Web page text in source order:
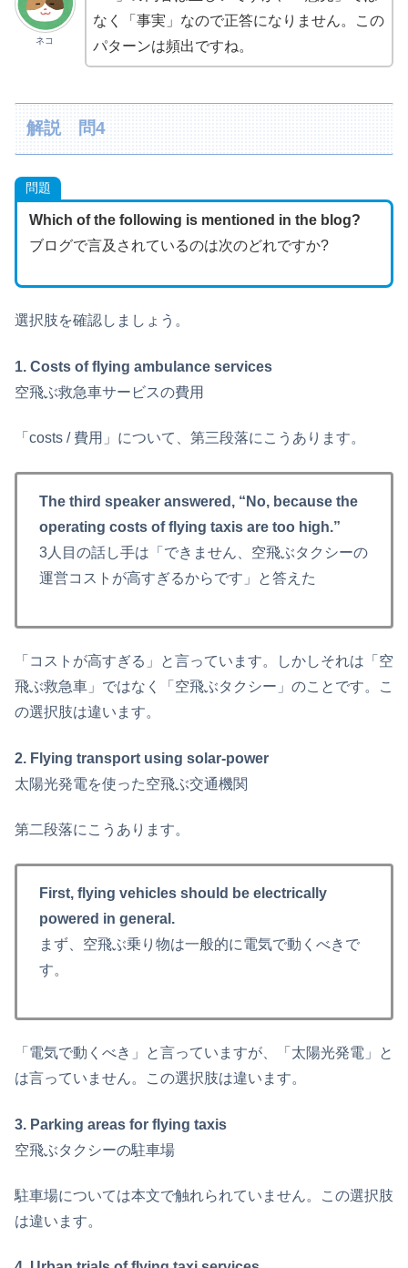
ネコ
なく「事実」なので正答になりません。この
パターンは頻出ですね。
解説 問4
問題
Which of the following is mentioned in the blog?
ブログで言及されているのは次のどれですか?
選択肢を確認しましょう。
1. Costs of flying ambulance services
空飛ぶ救急車サービスの費用
「costs / 費用」について、第三段落にこうあります。
The third speaker answered, “No, because the
operating costs of flying taxis are too high.”
3人目の話し手は「できません、空飛ぶタクシーの
運営コストが高すぎるからです」と答えた
「コストが高すぎる」と言っています。しかしそれは「空
飛ぶ救急車」ではなく「空飛ぶタクシー」のことです。こ
の選択肢は違います。
2. Flying transport using solar-power
太陽光発電を使った空飛ぶ交通機関
第二段落にこうあります。
First, flying vehicles should be electrically
powered in general.
まず、空飛ぶ乗り物は一般的に電気で動くべきで
す。
「電気で動くべき」と言っていますが、「太陽光発電」と
は言っていません。この選択肢は違います。
3. Parking areas for flying taxis
空飛ぶタクシーの駐車場
駐車場については本文で触れられていません。この選択肢
は違います。